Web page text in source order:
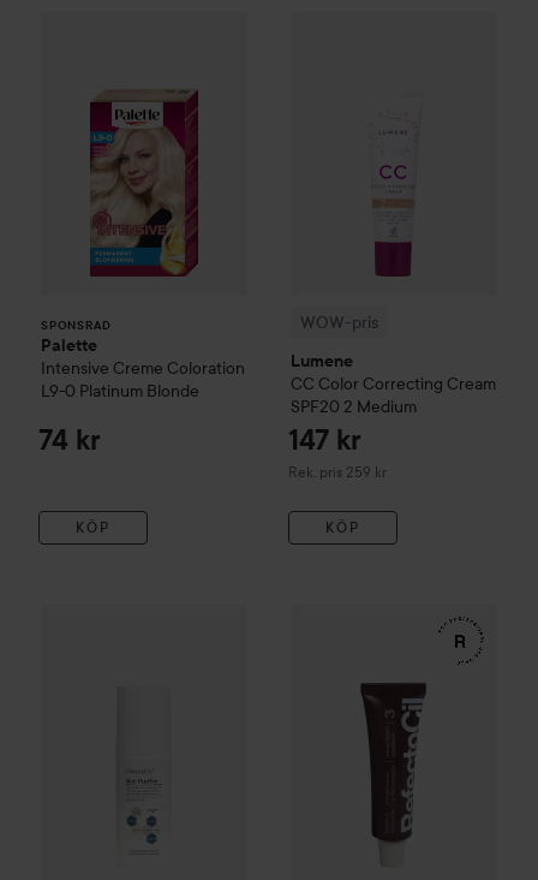
SPONSRAD
Palette
Intensive Creme Coloration
L9-0 Platinum Blonde
74 kr
KÖP
WOW-pris
Lumene
CC Color Correcting Cream
SPF20 2 Medium
147 kr
Rek. pris 259 kr
Rekommenderat pris 259 kr
KÖP
Rekommenderat pris 279 kr
RefectoCilEyelash